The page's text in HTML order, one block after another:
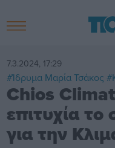
7.3.2024, 17:29
#Ίδρυμα Μαρία Τσάκος
Chios
επιτυχία το
για την